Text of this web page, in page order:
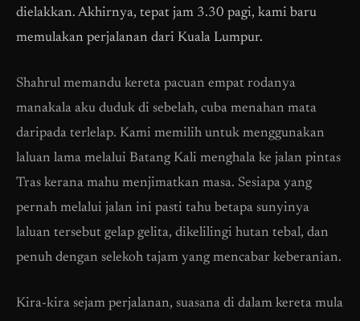
dielakkan. Akhirnya, tepat jam 3.30 pagi, kami baru
memulakan perjalanan dari Kuala Lumpur.
Shahrul memandu kereta pacuan empat rodanya
manakala aku duduk di sebelah, cuba menahan mata
daripada terlelap. Kami memilih untuk menggunakan
laluan lama melalui Batang Kali menghala ke jalan pintas
Tras kerana mahu menjimatkan masa. Sesiapa yang
pernah melalui jalan ini pasti tahu betapa sunyinya
laluan tersebut gelap gelita, dikelilingi hutan tebal, dan
penuh dengan selekoh tajam yang mencabar keberanian.
Kira-kira sejam perjalanan, suasana di dalam kereta mula